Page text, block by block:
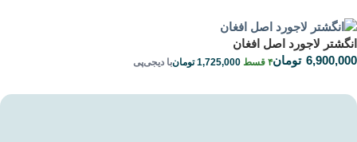
انگشتر لاجورد اصل افغان
6,900,000 تومان۴ قسط 1,725,000 تومانبا دیجی‌پی